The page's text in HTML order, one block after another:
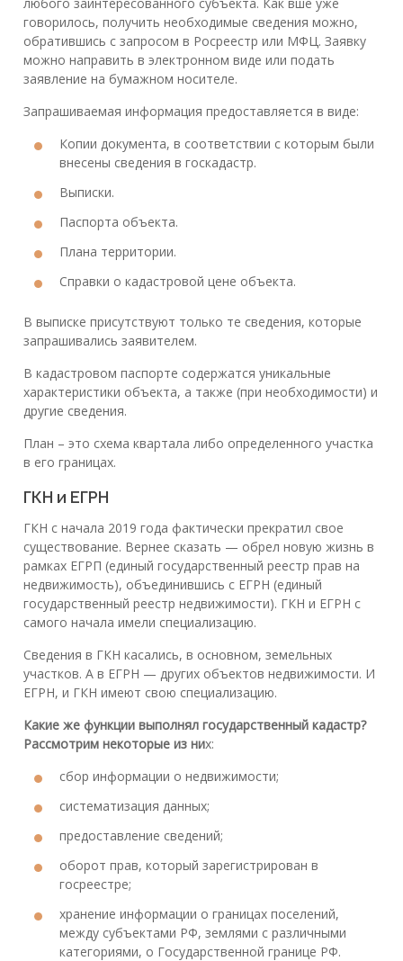
говорилось, получить необходимые сведения можно,
обратившись с запросом в Росреестр или МФЦ. Заявку
можно направить в электронном виде или подать
заявление на бумажном носителе.
Запрашиваемая информация предоставляется в виде:
Копии документа, в соответствии с которым были
внесены сведения в госкадастр.
Выписки.
Паспорта объекта.
Плана территории.
Справки о кадастровой цене объекта.
В выписке присутствуют только те сведения, которые
запрашивались заявителем.
В кадастровом паспорте содержатся уникальные
характеристики объекта, а также (при необходимости) и
другие сведения.
План – это схема квартала либо определенного участка
в его границах.
ГКН и ЕГРН
ГКН с начала 2019 года фактически прекратил свое
существование. Вернее сказать — обрел новую жизнь в
рамках ЕГРП (единый государственный реестр прав на
недвижимость), объединившись с ЕГРН (единый
государственный реестр недвижимости). ГКН и ЕГРН с
самого начала имели специализацию.
Сведения в ГКН касались, в основном, земельных
участков. А в ЕГРН — других объектов недвижимости. И
ЕГРН, и ГКН имеют свою специализацию.
Какие же функции выполнял государственный кадастр?
Рассмотрим некоторые из них:
сбор информации о недвижимости;
систематизация данных;
предоставление сведений;
оборот прав, который зарегистрирован в
госреестре;
хранение информации о границах поселений,
между субъектами РФ, землями с различными
категориями, о Государственной границе РФ.